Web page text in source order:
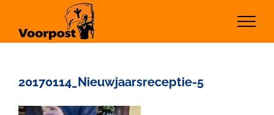
inhoud
20170114_Nieuwjaarsreceptie-5